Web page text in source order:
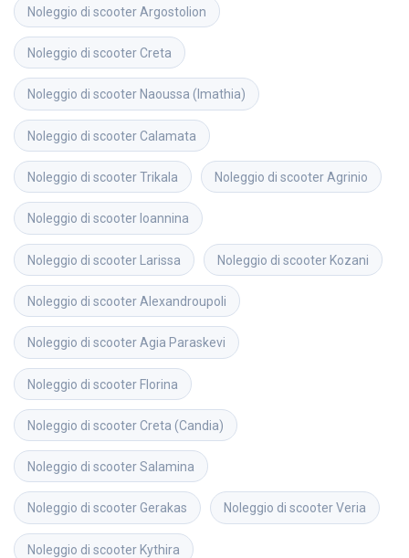
Noleggio di scooter Argostolion
Noleggio di scooterCreta
Noleggio di scooter Naoussa (Imathia)
Noleggio di scooterCalamata
Noleggio di scooterTrikala Noleggio di scooter Agrinio
Noleggio di scooter Ioannina
Noleggio di scooter Larissa Noleggio di scooter Kozani
Noleggio di scooter Alexandroupoli
Noleggio di scooterAgia Paraskevi
Noleggio di scooterFlorina
Noleggio di scooterCreta (Candia)
Noleggio di scooterSalamina
Noleggio di scooterGerakas Noleggio di scooterVeria
Noleggio di scooter Kythira